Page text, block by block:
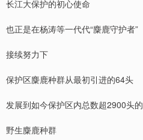
长江大保护的初心使命
也正是在杨涛等一代代“麋鹿守护者”
接续努力下
保护区麋鹿种群从最初引进的64头
发展到如今保护区内总数超2900头的
野生麋鹿种群